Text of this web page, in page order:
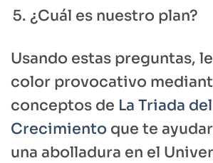
¿Cuál es nuestro plan?
Usando estas preguntas,
color provocativo
conceptos de La Triada del
Crecimiento que te
una abolladura en el